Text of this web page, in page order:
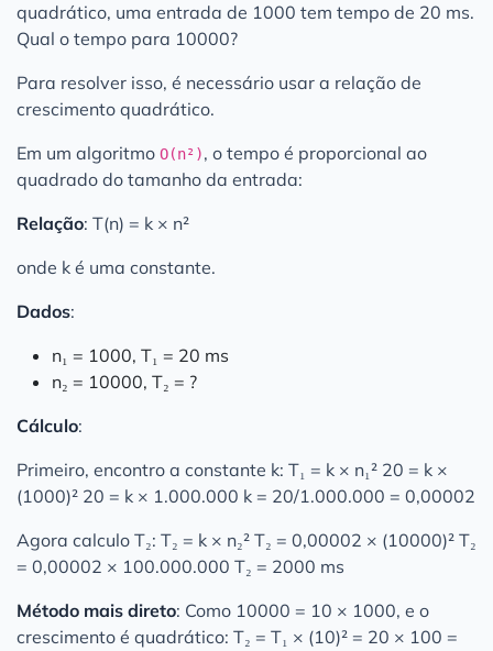
quadrático, uma entrada de 1000 tem tempo de 20 ms.
Qual o tempo para 10000?
Para resolver isso, é necessário usar a relação de
crescimento quadrático.
Em um algoritmo O(n²), o tempo é proporcional ao
quadrado do tamanho da entrada:
Relação: T(n) = k × n²
onde k é uma constante.
Dados:
n₁ = 1000, T₁ = 20 ms
n₂ = 10000, T₂ = ?
Cálculo:
Primeiro, encontro a constante k: T₁ = k × n₁² 20 = k ×
(1000)² 20 = k × 1.000.000 k = 20/1.000.000 = 0,00002
Agora calculo T₂: T₂ = k × n₂² T₂ = 0,00002 × (10000)² T₂
= 0,00002 × 100.000.000 T₂ = 2000 ms
Método mais direto: Como 10000 = 10 × 1000, e o
crescimento é quadrático: T₂ = T₁ × (10)² = 20 × 100 =